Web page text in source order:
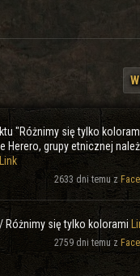
"Różnimy się tylko
Herero, grupy etnicznej
Link
2633 dni temu z
Różnimy się tylko kolorami
2759 dni temu z